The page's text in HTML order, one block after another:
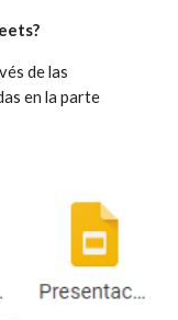
de las
en la parte